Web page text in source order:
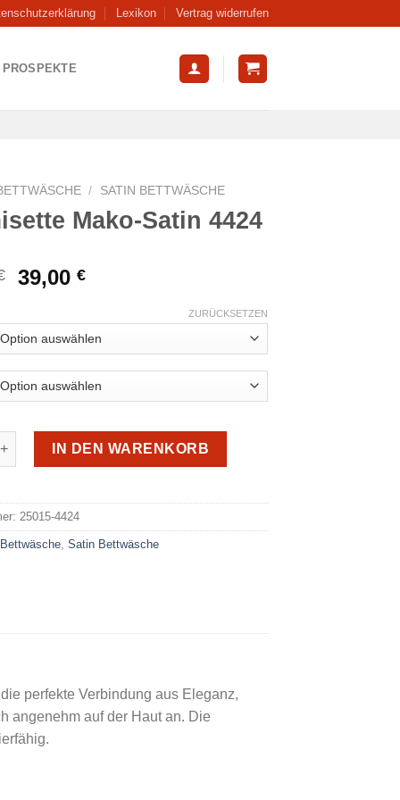
Lexikon Vertrag widerrufen
PROSPEKTE
/ SATIN BETTWÄSCHE
Mako-Satin 4424
Ursprünglicher
war:
59,99 €
39,00€Aktueller
ist:
39,00 €.
ZURÜCKSETZEN
Mako-Satin 4424 Menge
IN DEN WARENKORB
25015-4424
Bettwäsche ,Satin Bettwäsche
perfekte Verbindung aus Eleganz,
angenehm auf der Haut an. Die